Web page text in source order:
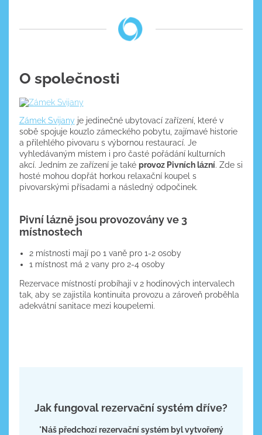
O společnosti
Zámek Svijany je jedinečné ubytovací zařízení, které v
sobě spojuje kouzlo zámeckého pobytu, zajímavé historie
a přilehlého pivovaru s výbornou restaurací. Je
vyhledávaným místem i pro časté pořádání kulturních
akcí. Jedním ze zařízení je také provoz Pivních lázní. Zde si
hosté mohou dopřát horkou relaxační koupel s
pivovarskými přísadami a následný odpočinek.
Pivní lázně jsou provozovány ve 3
místnostech
2 místnosti mají po 1 vaně pro 1-2 osoby
1 místnost má 2 vany pro 2-4 osoby
Rezervace místností probíhají v 2 hodinových intervalech
tak, aby se zajistila kontinuita provozu a zároveň proběhla
adekvátní sanitace mezi koupelemi.
Jak fungoval rezervační systém dříve?
"Náš předchozí rezervační systém byl vytvořený